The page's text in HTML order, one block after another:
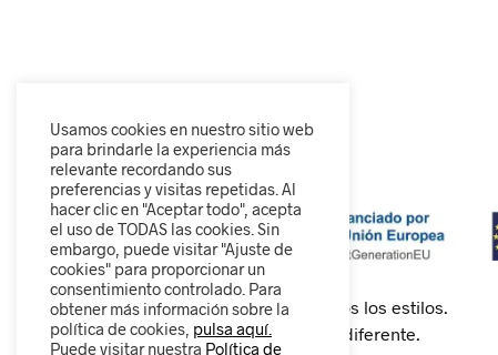
Calzado cómodo, moderno y para todos los estilos.
Descubre nuestra colección y camina diferente.
Usamos cookies en nuestro sitio web
para brindarle la experiencia más
relevante recordando sus
preferencias y visitas repetidas. Al
hacer clic en "Aceptar todo", acepta
el uso de TODAS las cookies. Sin
embargo, puede visitar "Ajuste de
cookies" para proporcionar un
consentimiento controlado. Para
obtener más información sobre la
política de cookies, pulsa aquí.
Puede visitar nuestra Política de